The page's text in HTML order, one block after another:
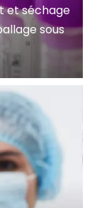
et séchage
sous